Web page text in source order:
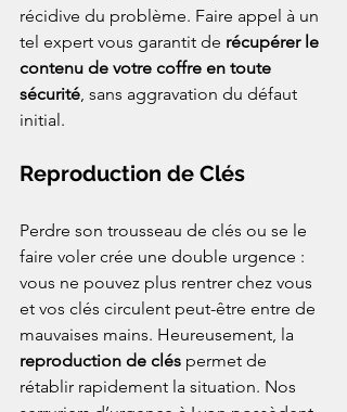
récidive du problème. Faire appel à un
tel expert vous garantit de récupérer le
contenu de votre coffre en toute
sécurité, sans aggravation du défaut
initial.
Reproduction de Clés
Perdre son trousseau de clés ou se le
faire voler crée une double urgence :
vous ne pouvez plus rentrer chez vous
et vos clés circulent peut-être entre de
mauvaises mains. Heureusement, la
reproduction de clés permet de
rétablir rapidement la situation. Nos